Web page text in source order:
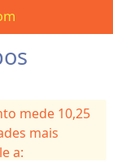
mede 10,25
mais
a: